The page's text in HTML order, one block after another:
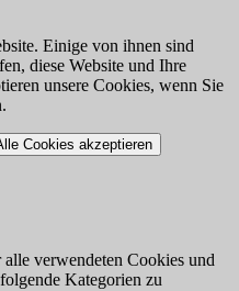
Einige von ihnen sind
diese Website und Ihre
unsere Cookies, wenn Sie
Cookies akzeptieren
verwendeten Cookies und
Kategorien zu